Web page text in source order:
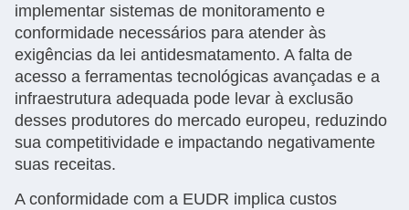
implementar sistemas de monitoramento e
conformidade necessários para atender às
exigências da lei antidesmatamento. A falta de
acesso a ferramentas tecnológicas avançadas e a
infraestrutura adequada pode levar à exclusão
desses produtores do mercado europeu, reduzindo
sua competitividade e impactando negativamente
suas receitas.
A conformidade com a EUDR implica custos